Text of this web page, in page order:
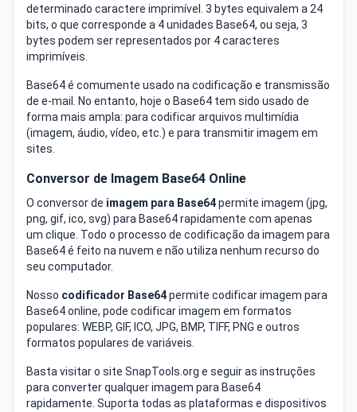
determinado caractere imprimível. 3 bytes equivalem a 24
bits, o que corresponde a 4 unidades Base64, ou seja, 3
bytes podem ser representados por 4 caracteres
imprimíveis.
Base64 é comumente usado na codificação e transmissão
de e-mail. No entanto, hoje o Base64 tem sido usado de
forma mais ampla: para codificar arquivos multimídia
(imagem, áudio, vídeo, etc.) e para transmitir imagem em
sites.
Conversor de Imagem Base64 Online
O conversor de imagem para Base64permite imagem (jpg,
png, gif, ico, svg) para Base64 rapidamente com apenas
um clique. Todo o processo de codificação da imagem para
Base64 é feito na nuvem e não utiliza nenhum recurso do
seu computador.
Nosso codificador Base64permite codificar imagem para
Base64 online, pode codificar imagem em formatos
populares: WEBP, GIF, ICO, JPG, BMP, TIFF, PNG e outros
formatos populares de variáveis.
Basta visitar o site SnapTools.org e seguir as instruções
para converter qualquer imagem para Base64
rapidamente. Suporta todas as plataformas e dispositivos